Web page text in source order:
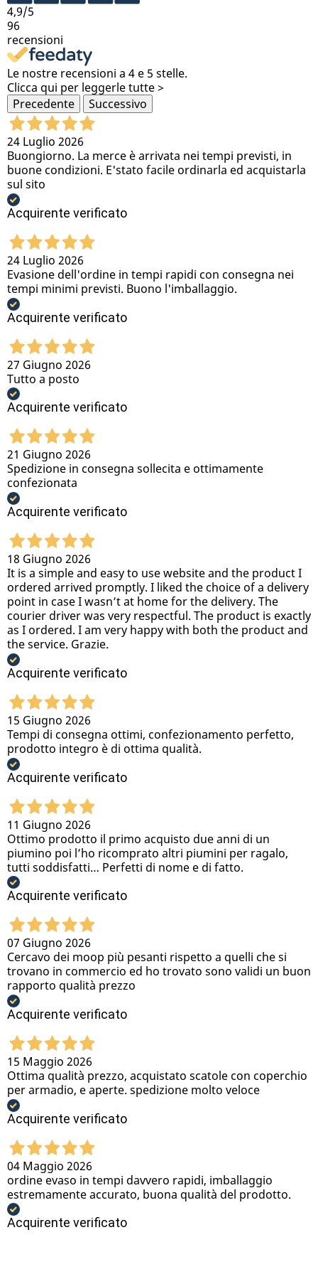
4,9/5
96
recensioni
Le nostre recensioni a 4 e 5 stelle.
Clicca qui per leggerle tutte >
Precedente
Successivo
24 Luglio 2026
Buongiorno. La merce è arrivata nei tempi previsti, in
buone condizioni. E'stato facile ordinarla ed acquistarla
sul sito
Acquirente verificato
24 Luglio 2026
Evasione dell'ordine in tempi rapidi con consegna nei
tempi minimi previsti. Buono l'imballaggio.
Acquirente verificato
27 Giugno 2026
Tutto a posto
Acquirente verificato
21 Giugno 2026
Spedizione in consegna sollecita e ottimamente
confezionata
Acquirente verificato
18 Giugno 2026
It is a simple and easy to use website and the product I
ordered arrived promptly. I liked the choice of a delivery
point in case I wasn’t at home for the delivery. The
courier driver was very respectful. The product is exactly
as I ordered. I am very happy with both the product and
the service. Grazie.
Acquirente verificato
15 Giugno 2026
Tempi di consegna ottimi, confezionamento perfetto,
prodotto integro è di ottima qualità.
Acquirente verificato
11 Giugno 2026
Ottimo prodotto il primo acquisto due anni di un
piumino poi l’ho ricomprato altri piumini per ragalo,
tutti soddisfatti… Perfetti di nome e di fatto.
Acquirente verificato
07 Giugno 2026
Cercavo dei moop più pesanti rispetto a quelli che si
trovano in commercio ed ho trovato sono validi un buon
rapporto qualità prezzo
Acquirente verificato
15 Maggio 2026
Ottima qualità prezzo, acquistato scatole con coperchio
per armadio, e aperte. spedizione molto veloce
Acquirente verificato
04 Maggio 2026
ordine evaso in tempi davvero rapidi, imballaggio
estremamente accurato, buona qualità del prodotto.
Acquirente verificato